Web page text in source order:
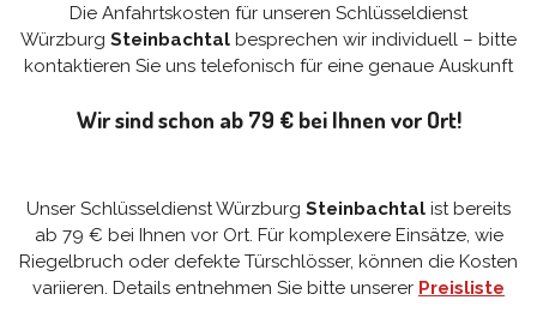
Die Anfahrtskosten für unseren Schlüsseldienst
Würzburg Steinbachtal besprechen wir individuell – bitte
kontaktieren Sie uns telefonisch für eine genaue Auskunft
Wir sind schon ab 79 € bei Ihnen vor Ort!
Unser Schlüsseldienst Würzburg Steinbachtal ist bereits
ab 79 € bei Ihnen vor Ort. Für komplexere Einsätze, wie
Riegelbruch oder defekte Türschlösser, können die Kosten
variieren. Details entnehmen Sie bitte unserer Preisliste